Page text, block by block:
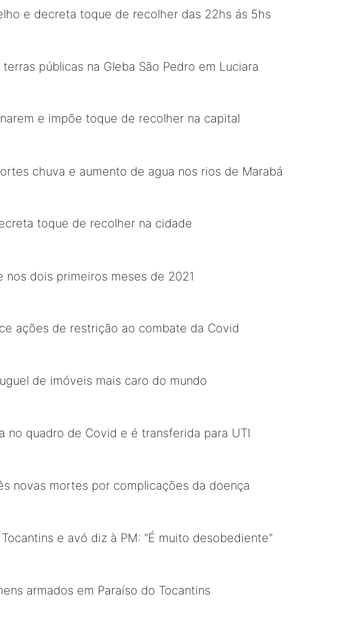
e decreta toque de recolher das 22hs ás 5hs
públicas na Gleba São Pedro em Luciara
e impõe toque de recolher na capital
chuva e aumento de agua nos rios de Marabá
toque de recolher na cidade
dois primeiros meses de 2021
ações de restrição ao combate da Covid
de imóveis mais caro do mundo
no quadro de Covid e é transferida para UTI
novas mortes por complicações da doença
e avó diz à PM: "É muito desobediente"
armados em Paraíso do Tocantins